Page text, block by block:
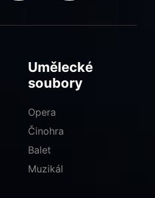
Umělecké
soubory
Opera
Činohra
Balet
Muzikál